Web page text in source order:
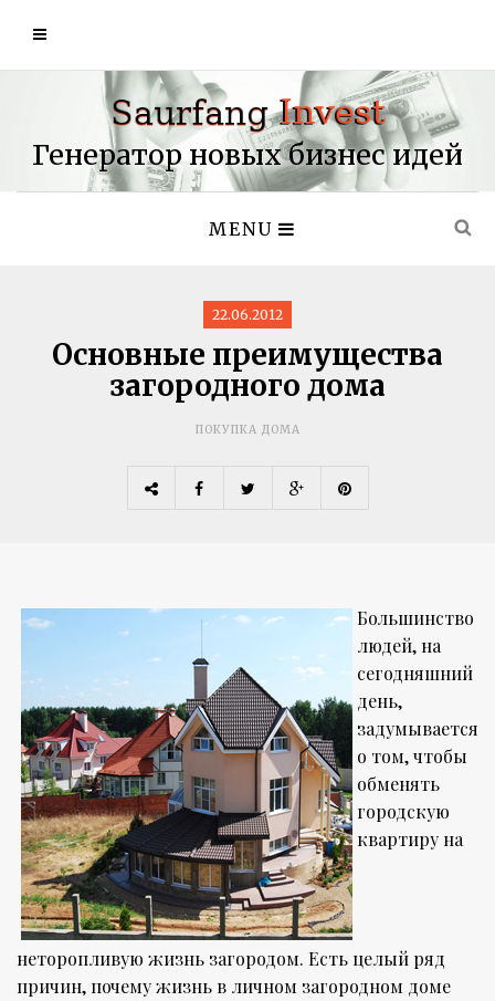
Генератор новых бизнес идей
MENU
22.06.2012
Основные преимущества
загородного дома
ПОКУПКА ДОМА
Большинство
людей, на
сегодняшний
день,
задумывается
о том, чтобы
обменять
городскую
квартиру на
неторопливую жизнь загородом. Есть целый ряд
причин, почему жизнь в личном загородном доме